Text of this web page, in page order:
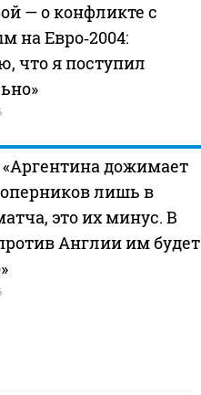
— о конфликте с
на Евро‑2004:
что я поступил
«Аргентина дожимает
лишь в
это их минус. В
Англии им будет